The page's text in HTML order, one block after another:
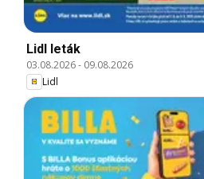
Lidl leták
03.08.2026- 09.08.2026
Lidl